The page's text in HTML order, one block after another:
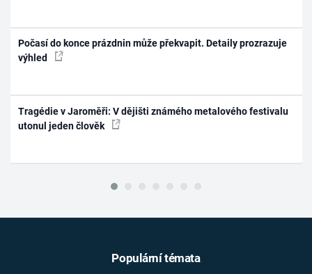
Počasí do konce prázdnin může překvapit. Detaily prozrazuje
výhled
Tragédie v Jaroměři: V dějišti známého metalového festivalu
utonul jeden člověk
Populární témata